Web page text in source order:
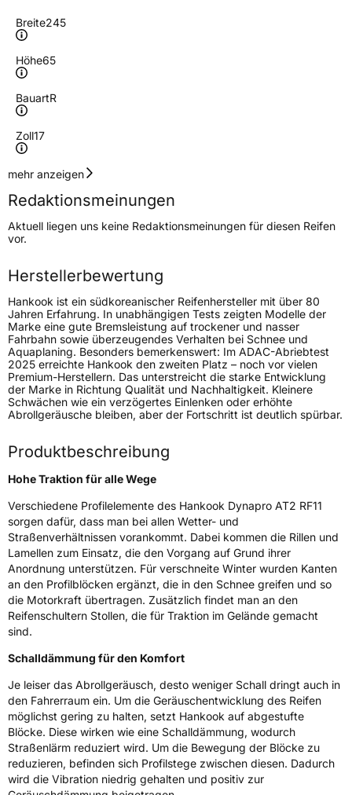
Breite245
Höhe65
BauartR
Zoll17
Geschwindigkeitsindex
Höchstgeschwindigkeit
190 km/h
Lastindex111
Höchstlast1090 kg
Generelle Merkmale
FahrzeugtypSUV
VerwendungGanzjahresreifen
ModellnameDynapro AT2 RF11
FahrzeugartPKW & SUV
Weitere Eigenschaften
SchlauchtypTL
ZustandNeureifen
M+SJa
EU Label
EffizienzC
NasshaftungD
Rollgeräusch (Klasse)B
Rollgeräusch (dB)73
FahrzeugklasseC1
mehr anzeigen
Redaktionsmeinungen
Aktuell liegen uns keine Redaktionsmeinungen für diesen Reifen
vor.
Herstellerbewertung
Hankook ist ein südkoreanischer Reifenhersteller mit über 80
Jahren Erfahrung. In unabhängigen Tests zeigten Modelle der
Marke eine gute Bremsleistung auf trockener und nasser
Fahrbahn sowie überzeugendes Verhalten bei Schnee und
Aquaplaning. Besonders bemerkenswert: Im ADAC-Abriebtest
2025 erreichte Hankook den zweiten Platz – noch vor vielen
Premium-Herstellern. Das unterstreicht die starke Entwicklung
der Marke in Richtung Qualität und Nachhaltigkeit. Kleinere
Schwächen wie ein verzögertes Einlenken oder erhöhte
Abrollgeräusche bleiben, aber der Fortschritt ist deutlich spürbar.
Produktbeschreibung
Hohe Traktion für alle Wege
Verschiedene Profilelemente des Hankook Dynapro AT2 RF11
sorgen dafür, dass man bei allen Wetter- und
Straßenverhältnissen vorankommt. Dabei kommen die Rillen und
Lamellen zum Einsatz, die den Vorgang auf Grund ihrer
Anordnung unterstützen. Für verschneite Winter wurden Kanten
an den Profilblöcken ergänzt, die in den Schnee greifen und so
die Motorkraft übertragen. Zusätzlich findet man an den
Reifenschultern Stollen, die für Traktion im Gelände gemacht
sind.
Schalldämmung für den Komfort
Je leiser das Abrollgeräusch, desto weniger Schall dringt auch in
den Fahrerraum ein. Um die Geräuschentwicklung des Reifen
möglichst gering zu halten, setzt Hankook auf abgestufte
Blöcke. Diese wirken wie eine Schalldämmung, wodurch
Straßenlärm reduziert wird. Um die Bewegung der Blöcke zu
reduzieren, befinden sich Profilstege zwischen diesen. Dadurch
wird die Vibration niedrig gehalten und positiv zur